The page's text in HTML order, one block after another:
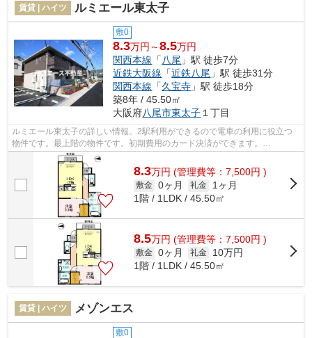
賃貸 | ハイツ ルミエール東太子
敷0
8.3万円～8.5万円
関西本線 「 八尾 」駅 徒歩7分
近鉄大阪線 「近鉄八尾 」駅 徒歩31分
関西本線 「久宝寺 」駅 徒歩18分
築8年 / 45.50㎡
大阪府八尾市東太子 １丁目
ルミエール東太子の詳しい情報。2駅利用ができるので電車の利用に役立つ
物件です。最上階の物件です。初期費用のカード決済ができます。
info@kansaiace.jpからお問い合わせをお待ちし...
8.3万円 (管理費等：7,500円 )
敷金 0ヶ月 礼金
1ヶ月
1階 / 1LDK / 45.50㎡
8.5万円 (管理費等：7,500円 )
敷金 0ヶ月 礼金
10万円
1階 / 1LDK / 45.50㎡
賃貸 | ハイツ メゾンエス
敷0